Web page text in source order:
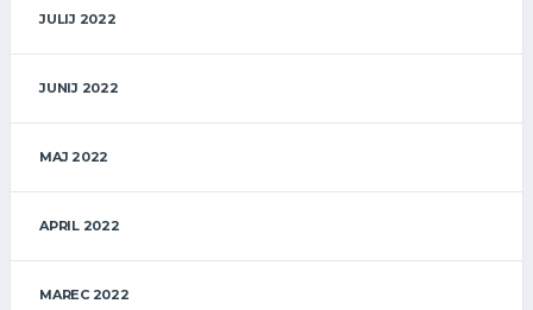
JULIJ 2022
JUNIJ 2022
MAJ 2022
APRIL 2022
MAREC 2022